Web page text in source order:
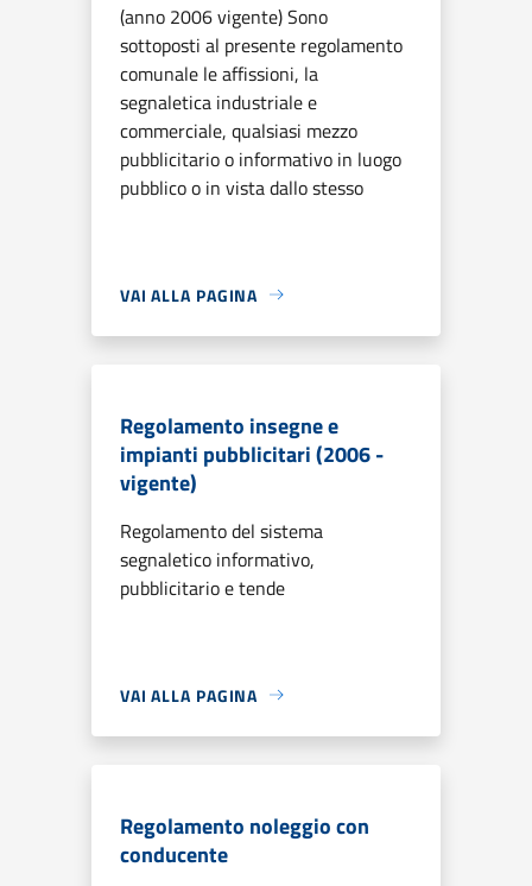
(anno 2006 vigente) Sono
sottoposti al presente regolamento
comunale le affissioni, la
segnaletica industriale e
commerciale, qualsiasi mezzo
pubblicitario o informativo in luogo
pubblico o in vista dallo stesso
VAI ALLA PAGINA
Regolamento insegne e
impianti pubblicitari (2006 -
vigente)
Regolamento del sistema
segnaletico informativo,
pubblicitario e tende
VAI ALLA PAGINA
Regolamento noleggio con
conducente